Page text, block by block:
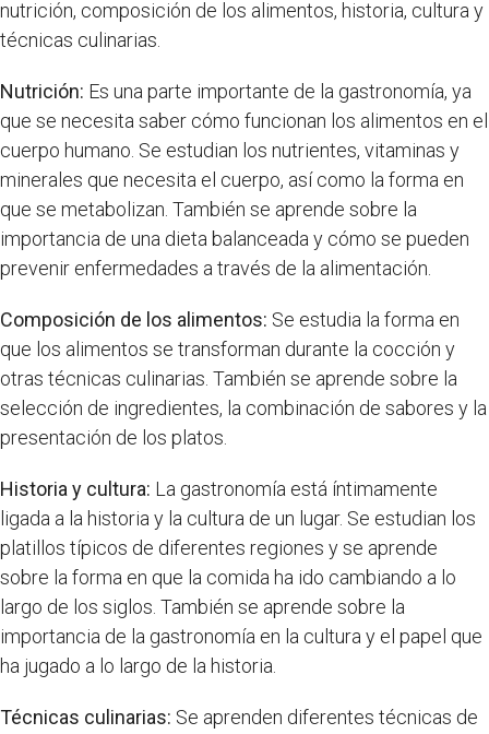
nutrición, composición de los alimentos, historia, cultura y
técnicas culinarias.
Nutrición: Es una parte importante de la gastronomía, ya
que se necesita saber cómo funcionan los alimentos en el
cuerpo humano. Se estudian los nutrientes, vitaminas y
minerales que necesita el cuerpo, así como la forma en
que se metabolizan. También se aprende sobre la
importancia de una dieta balanceada y cómo se pueden
prevenir enfermedades a través de la alimentación.
Composición de los alimentos: Se estudia la forma en
que los alimentos se transforman durante la cocción y
otras técnicas culinarias. También se aprende sobre la
selección de ingredientes, la combinación de sabores y la
presentación de los platos.
Historia y cultura: La gastronomía está íntimamente
ligada a la historia y la cultura de un lugar. Se estudian los
platillos típicos de diferentes regiones y se aprende
sobre la forma en que la comida ha ido cambiando a lo
largo de los siglos. También se aprende sobre la
importancia de la gastronomía en la cultura y el papel que
ha jugado a lo largo de la historia.
Técnicas culinarias: Se aprenden diferentes técnicas de